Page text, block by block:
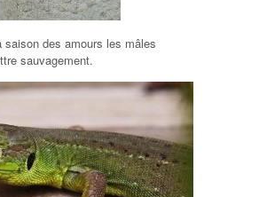
saison des amours les mâles
sauvagement.